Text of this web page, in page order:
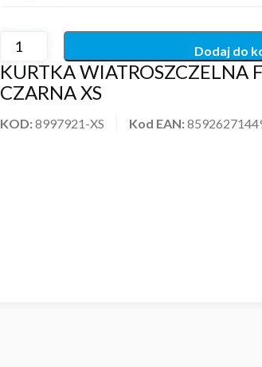
KURTKA WIATROSZCZELNA
CZARNA XS
KOD:8997921-XS Kod EAN:
Dodaj do